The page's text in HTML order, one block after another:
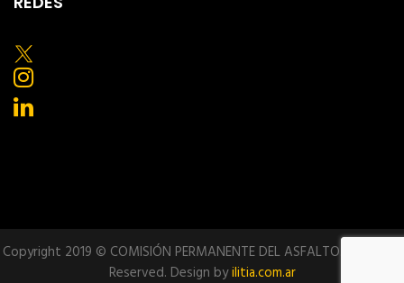
Copyright 2019 © COMISIÓN PERMANENTE DEL ASFALTO. All Rights
Reserved. Design byilitia.com.ar